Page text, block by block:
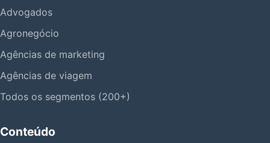
Advogados
Agronegócio
Agências de marketing
Agências de viagem
Todos os segmentos (200+)
Conteúdo